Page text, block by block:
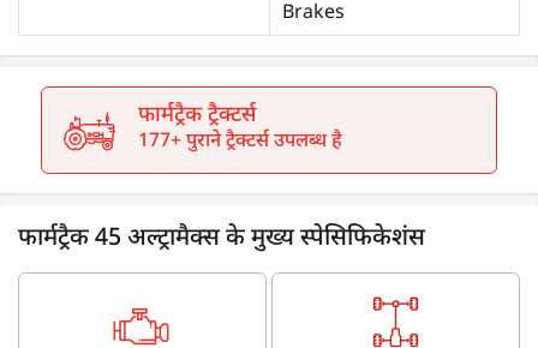
Brakes
फार्मट्रैक ट्रैक्टर्स
177+ पुराने ट्रैक्टर्स उपलब्ध है
फार्मट्रैक 45 अल्ट्रामैक्स के मुख्य स्पेसिफिकेशंस